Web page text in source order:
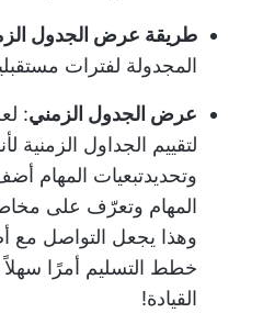
طريقة عرض الجدول
المجدولة لفترات
عرض الجدول الزمني:
لتقييم الجداول
وتحديدتبعيات المهام أضف
المهام وتعرّف على
وهذا يجعل التواصل مع
خطط التسليم أمرًا
القيادة!